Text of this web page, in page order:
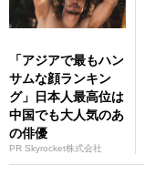
「アジアで最もハン
サムな顔ランキン
グ」日本人最高位は
中国でも大人気のあ
の俳優
PR Skyrocket株式会社